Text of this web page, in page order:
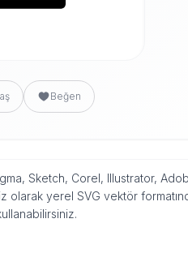
Beğen
Sketch, Corel, Illustrator,
olarak yerel SVG vektör